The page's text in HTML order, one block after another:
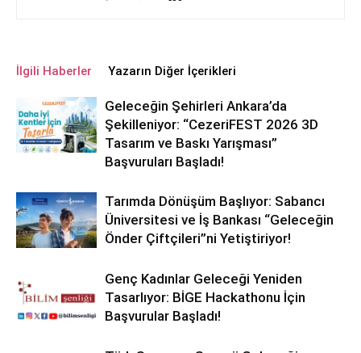
İlgili Haberler Yazarın Diğer İçerikleri
Geleceğin Şehirleri Ankara’da
Şekilleniyor: “CezeriFEST 2026 3D
Tasarım ve Baskı Yarışması”
Başvuruları Başladı!
Tarımda Dönüşüm Başlıyor: Sabancı
Üniversitesi ve İş Bankası “Geleceğin
Önder Çiftçileri”ni Yetiştiriyor!
Genç Kadınlar Geleceği Yeniden
Tasarlıyor: BİGE Hackathonu İçin
Başvurular Başladı!